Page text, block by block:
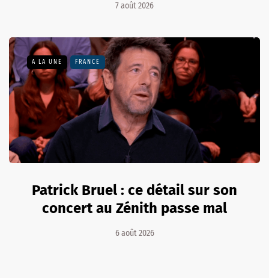
7 août 2026
A LA UNE FRANCE
Patrick Bruel : ce détail sur son
concert au Zénith passe mal
6 août 2026